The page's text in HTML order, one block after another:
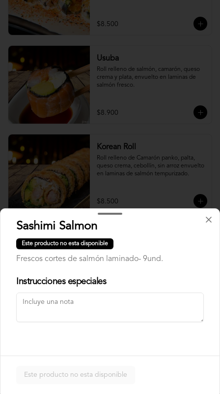
$8.500
Usuba
Roll relleno de salmón, camarón, queso
crema y plata, envuelto en laminas de
salmón fresco.
$8.900
Korean Roll
Roll relleno de Camarón panko, palta,
queso crema, cebollín, sin arroz envuelto
en laminas de salmón tempurizado.
$8.500
Roll relleno de Pollo apanado , queso
crema, cebollín, almendras triturada, sin
arroz, envuelto en palta.
Nori Champ Roll
$7.900
Sashimi Salmon
Este producto no esta disponible
Frescos cortes de salmón laminado- 9und.
Instrucciones especiales
Este producto no esta disponible